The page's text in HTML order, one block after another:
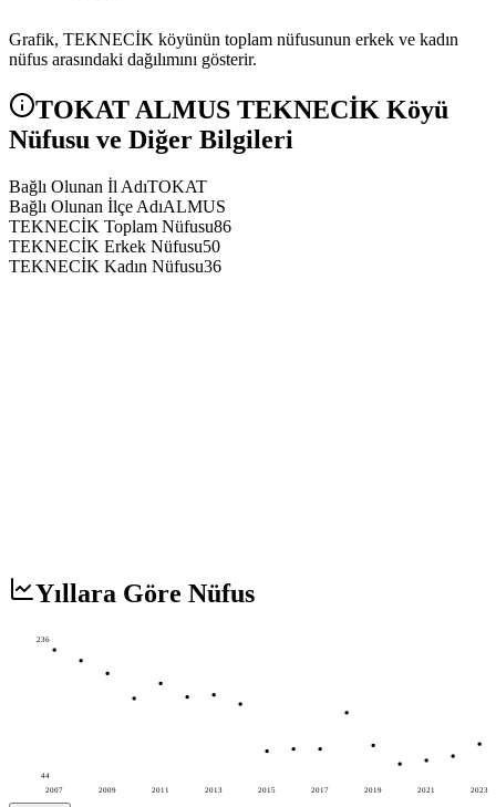
Grafik, TEKNECİK köyünün toplam nüfusunun erkek ve kadın
nüfus arasındaki dağılımını gösterir.
TOKAT ALMUS TEKNECİK Köyü
Nüfusu ve Diğer Bilgileri
Bağlı Olunan İl AdıTOKAT
Bağlı Olunan İlçe AdıALMUS
TEKNECİK Toplam Nüfusu86
TEKNECİK Erkek Nüfusu50
TEKNECİK Kadın Nüfusu36
Yıllara Göre Nüfus
2007 2009 2011 2013 2015 2017 2019 2021 2023
236
44